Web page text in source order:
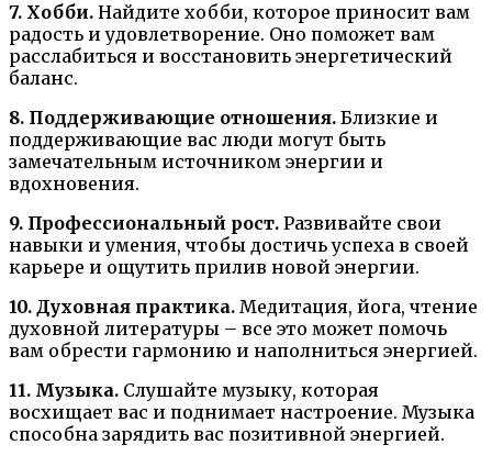
7. Хобби. Найдите хобби, которое приносит вам
радость и удовлетворение. Оно поможет вам
расслабиться и восстановить энергетический
баланс.
8. Поддерживающие отношения. Близкие и
поддерживающие вас люди могут быть
замечательным источником энергии и
вдохновения.
9. Профессиональный рост. Развивайте свои
навыки и умения, чтобы достичь успеха в своей
карьере и ощутить прилив новой энергии.
10. Духовная практика. Медитация, йога, чтение
духовной литературы – все это может помочь
вам обрести гармонию и наполниться энергией.
11. Музыка. Слушайте музыку, которая
восхищает вас и поднимает настроение. Музыка
способна зарядить вас позитивной энергией.